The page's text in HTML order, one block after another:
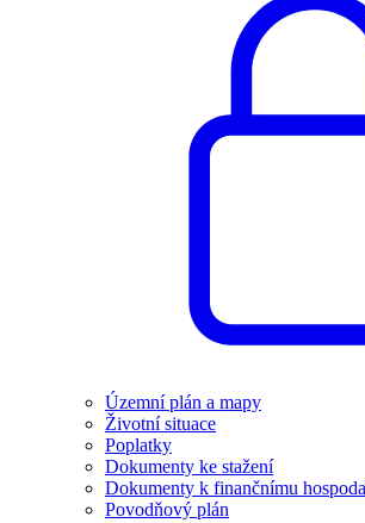
Územní plán a mapy
Životní situace
Poplatky
Dokumenty ke stažení
Dokumenty k finančnímu
Povodňový plán